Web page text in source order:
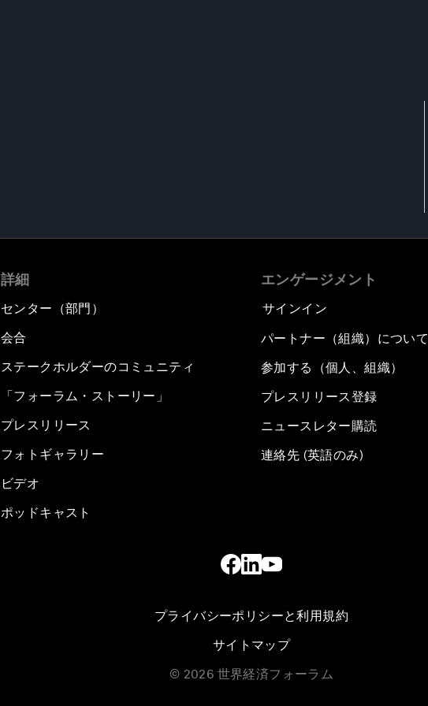
詳細
センター（部門）
会合
ステークホルダーのコミュニティ
「フォーラム・ストーリー」
プレスリリース
フォトギャラリー
ビデオ
ポッドキャスト
エンゲージメント
サインイン
パートナー（組織）について
参加する（個人、組織）
プレスリリース登録
ニュースレター購読
連絡先 (英語のみ)
プライバシーポリシーと利用規約
サイトマップ
© 2026 世界経済フォーラム